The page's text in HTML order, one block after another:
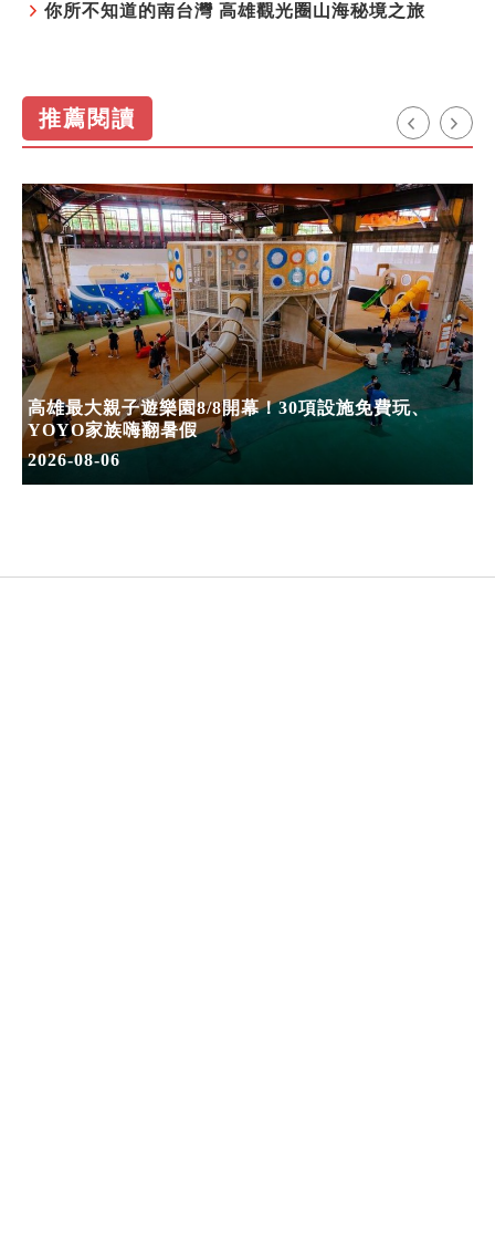
你所不知道的南台灣 高雄觀光圈山海秘境之旅
推薦閱讀
高雄最大親子遊樂園8/8開幕！30項設施免費玩、
YOYO家族嗨翻暑假
2026-08-06